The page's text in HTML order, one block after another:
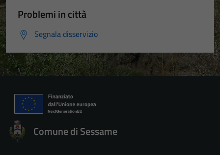
Problemi in città
Segnala disservizio
Comune di Sessame